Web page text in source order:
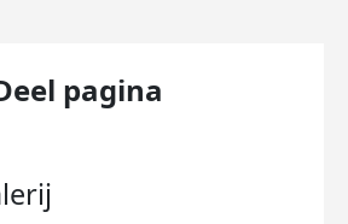
pagina